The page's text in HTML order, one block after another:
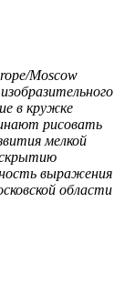
Moscow
в кружке
рисовать
мелкой
выражения
области